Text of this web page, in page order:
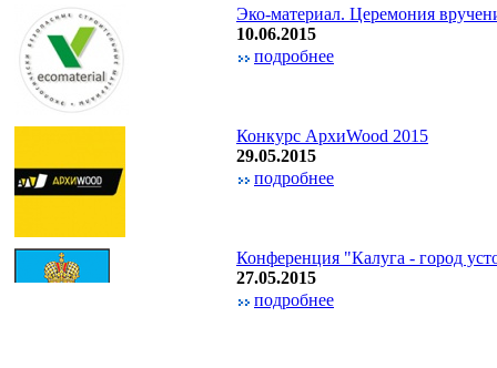
Эко-материал. Церемония
10.06.2015
подробнее
Конкурс AрхиWood 2015
29.05.2015
подробнее
Конференция "Калуга - город
27.05.2015
подробнее